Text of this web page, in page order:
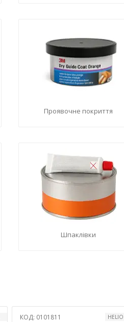
Проявочне покриття
Шпаклівки
КОД: 0101811